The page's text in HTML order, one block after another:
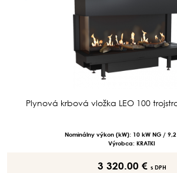
Plynová krbová vložka LEO 100
Nominálny výkon (kW): 10 kW NG / 9,2
Výrobca: KRATKI
3 320.00 € s DPH